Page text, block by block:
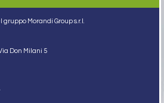
gruppo Morandi Group s.r.l.
Don Milani 5